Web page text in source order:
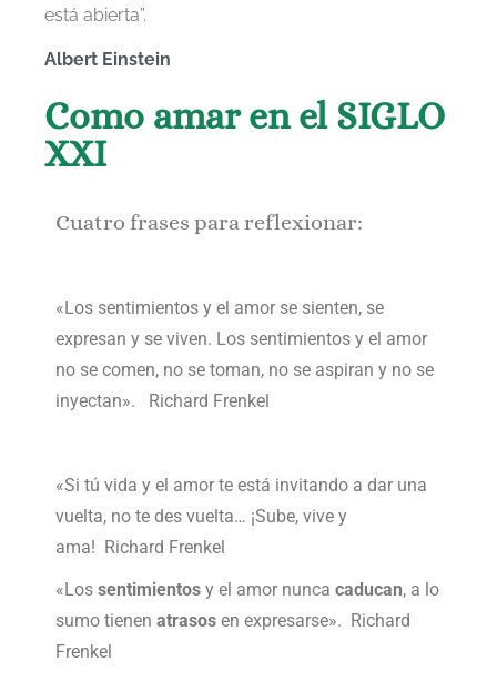
está abierta”.
Albert Einstein
Como amar en el SIGLO
XXI
Cuatro frases para reflexionar:
«Los sentimientos y el amor se sienten, se
expresan y se viven. Los sentimientos y el amor
no se comen, no se toman, no se aspiran y no se
inyectan». Richard Frenkel
«Si tú vida y el amor te está invitando a dar una
vuelta, no te des vuelta… ¡Sube, vive y
ama! Richard Frenkel
«Los sentimientos y el amor nunca caducan, a lo
sumo tienen atrasos en expresarse». Richard
Frenkel